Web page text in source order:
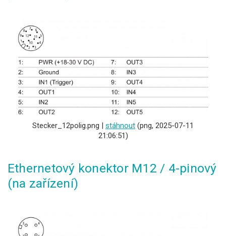
Stecker_12polig.png | stáhnout (png, 2025-07-11
21:06:51)
Ethernetový konektor M12 / 4-pinový
(na zařízení)